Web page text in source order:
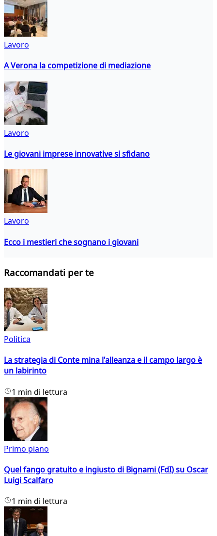
Lavoro
A Verona la competizione di mediazione
Lavoro
Le giovani imprese innovative si sfidano
Lavoro
Ecco i mestieri che sognano i giovani
Raccomandati per te
Politica
La strategia di Conte mina l'alleanza e il campo largo è
un labirinto
1 min di lettura
Primo piano
Quel fango gratuito e ingiusto di Bignami (FdI) su Oscar
Luigi Scalfaro
1 min di lettura